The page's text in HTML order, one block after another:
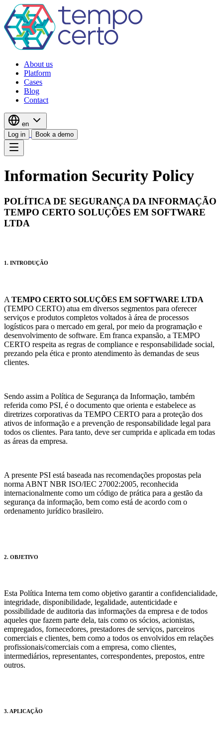
About us
Platform
Cases
Blog
Contact
en
Log in
Book a demo
Information Security Policy
POLÍTICA DE SEGURANÇA DA INFORMAÇÃO
TEMPO CERTO SOLUÇÕES EM SOFTWARE
LTDA
1. INTRODUÇÃO
A TEMPO CERTO SOLUÇÕES EM SOFTWARE LTDA
(TEMPO CERTO) atua em diversos segmentos para oferecer
serviços e produtos completos voltados à área de processos
logísticos para o mercado em geral, por meio da programação e
desenvolvimento de software. Em franca expansão, a TEMPO
CERTO respeita as regras de compliance e responsabilidade social,
prezando pela ética e pronto atendimento às demandas de seus
clientes.
Sendo assim a Política de Segurança da Informação, também
referida como PSI, é o documento que orienta e estabelece as
diretrizes corporativas da TEMPO CERTO para a proteção dos
ativos de informação e a prevenção de responsabilidade legal para
todos os clientes. Para tanto, deve ser cumprida e aplicada em todas
as áreas da empresa.
A presente PSI está baseada nas recomendações propostas pela
norma ABNT NBR ISO/IEC 27002:2005, reconhecida
internacionalmente como um código de prática para a gestão da
segurança da informação, bem como está de acordo com o
ordenamento jurídico brasileiro.
2. OBJETIVO
Esta Política Interna tem como objetivo garantir a confidencialidade,
integridade, disponibilidade, legalidade, autenticidade e
possibilidade de auditoria das informações da empresa e de todos
aqueles que fazem parte dela, tais como os sócios, acionistas,
empregados, fornecedores, prestadores de serviços, parceiros
comerciais e clientes, bem como a todos os envolvidos em relações
profissionais/comerciais com a empresa, como clientes,
intermediários, representantes, correspondentes, prepostos, entre
outros.
3. APLICAÇÃO